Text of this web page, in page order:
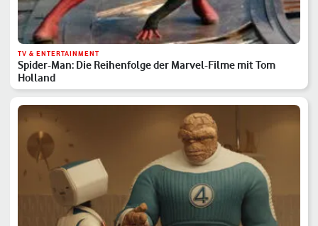
TV & ENTERTAINMENT
Spider-Man: Die Reihenfolge der Marvel-Filme mit Tom
Holland